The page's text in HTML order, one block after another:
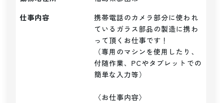
仕事内容
携帯電話のカメラ部分に使われ
ているガラス部品の製造に携わ
って頂くお仕事です！
（専用のマシンを使用したり、
付随作業、PCやタブレットでの
簡単な入力等）
〈お仕事内容〉